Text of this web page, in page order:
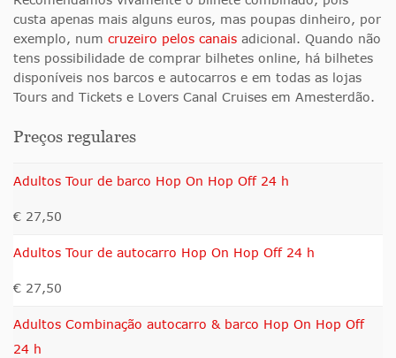
custa apenas mais alguns euros, mas poupas dinheiro, por
exemplo, num cruzeiro pelos canais adicional. Quando não
tens possibilidade de comprar bilhetes online, há bilhetes
disponíveis nos barcos e autocarros e em todas as lojas
Tours and Tickets e Lovers Canal Cruises em Amesterdão.
Preços regulares
Adultos Tour de barco Hop On Hop Off 24 h
€ 27,50
Adultos Tour de autocarro Hop On Hop Off 24 h
€ 27,50
Adultos Combinação autocarro & barco Hop On Hop Off
24 h